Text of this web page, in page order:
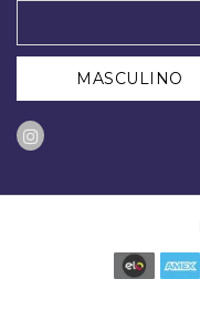
MASCULINO